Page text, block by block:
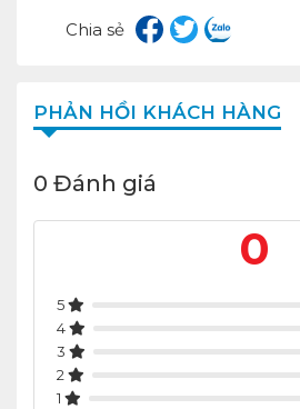
Chia sẻ
PHẢN HỒI KHÁCH HÀNG
0 Đánh giá
0
5
4
3
2
1